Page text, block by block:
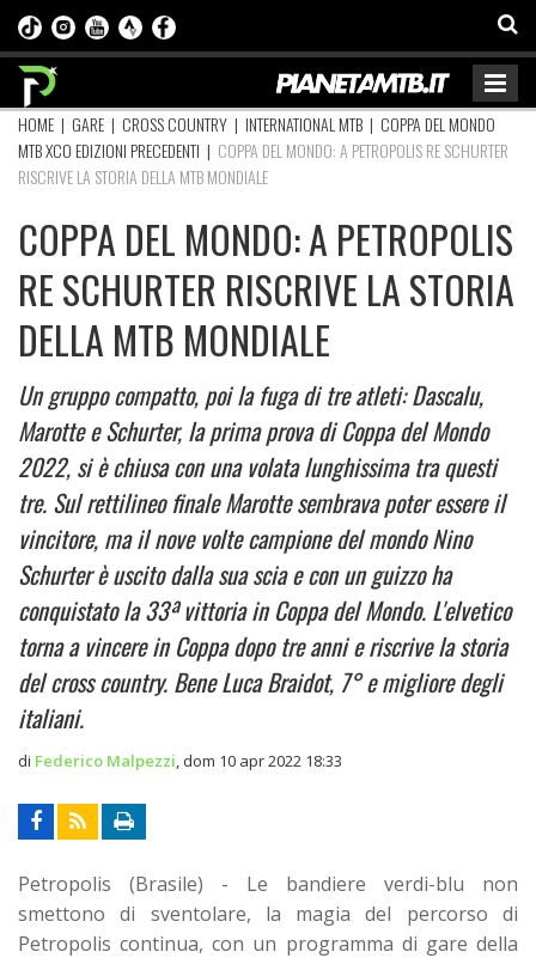
HOME | GARE | CROSS COUNTRY | INTERNATIONAL MTB | COPPA DEL MONDO
MTB XCO EDIZIONI PRECEDENTI | COPPA DEL MONDO: A PETROPOLIS RE SCHURTER
RISCRIVE LA STORIA DELLA MTB MONDIALE
COPPA DEL MONDO: A PETROPOLIS
RE SCHURTER RISCRIVE LA STORIA
DELLA MTB MONDIALE
Un gruppo compatto, poi la fuga di tre atleti: Dascalu,
Marotte e Schurter, la prima prova di Coppa del Mondo
2022, si è chiusa con una volata lunghissima tra questi
tre. Sul rettilineo finale Marotte sembrava poter essere il
vincitore, ma il nove volte campione del mondo Nino
Schurter è uscito dalla sua scia e con un guizzo ha
conquistato la 33ª vittoria in Coppa del Mondo. L'elvetico
torna a vincere in Coppa dopo tre anni e riscrive la storia
del cross country. Bene Luca Braidot, 7° e migliore degli
italiani.
di Federico Malpezzi dom 10 apr 2022 18:33
Petropolis (Brasile) - Le bandiere verdi-blu non
smettono di sventolare, la magia del percorso di
Petropolis continua, con un programma di gare della